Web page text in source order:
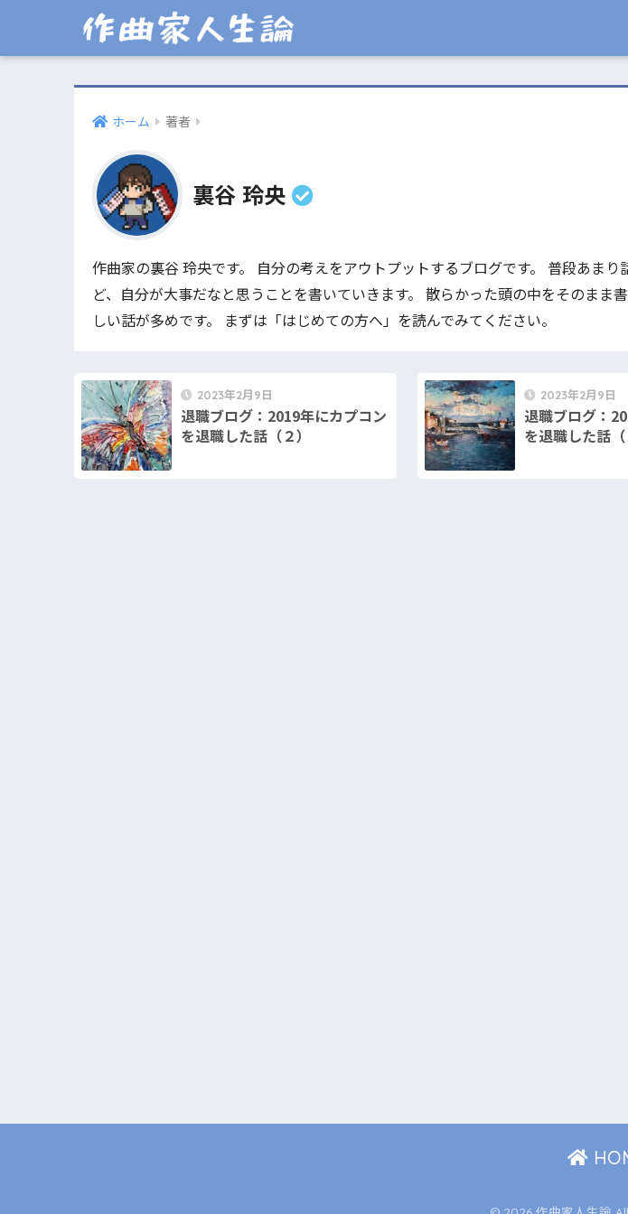
ホーム 著者
裏谷 玲央
作曲家の裏谷 玲央です。 自分の考えをアウトプットするブログです。 普段あまり
ど、自分が大事だなと思うことを書いていきます。 散らかった頭の中をそのまま
しい話が多めです。 まずは「はじめての方へ」を読んでみてください。
2023年2月9日
退職ブログ：2019年にカプコン
を退職した話（２）
2023年2月9日
退職ブログ：
を退職した話（